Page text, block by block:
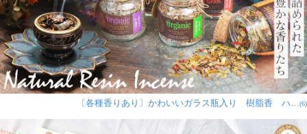
〔各種香りあり〕かわいいガラス瓶入り 樹脂香 ハ…(6)